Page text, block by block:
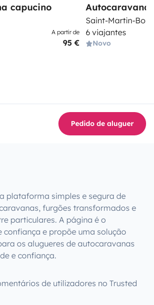
capucino
A partir de
95 €
Autocaravana
Saint-Martin-
6 viajantes
Novo
Pedido de aluguer
plataforma simples e segura de
furgões transformados e
particulares. A página é o
confiança e propõe uma solução
os alugueres de autocaravanas
e confiança.
de utilizadores no Trusted